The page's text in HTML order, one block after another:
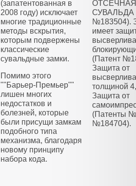
(запатентованная в
2008 году) исключает
многие традиционные
методы вскрытия,
которым подвержены
классические
сувальдные замки.
Помимо этого
""Барьер-Премьер""
лишен многих
недостатков и
болезней, которые
были присущи замкам
подобного типа
механизма, благодаря
новому принципу
набора кода.
ОТСЕЧНАЯ
СУВАЛЬДА
№183504).
имеет
(Патент
Защита от
толщиной
Защита от
(Патенты
№184704).